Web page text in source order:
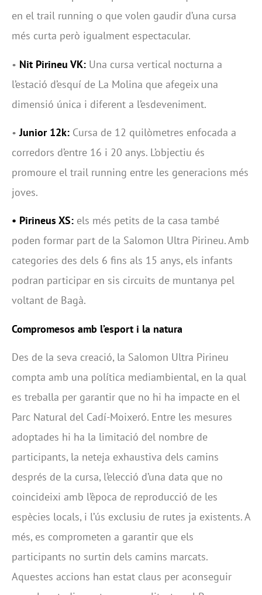
en el trail running o que volen gaudir d’una cursa
més curta però igualment espectacular.
• Nit Pirineu VK: Una cursa vertical nocturna a
l’estació d’esquí de La Molina que afegeix una
dimensió única i diferent a l’esdeveniment.
•Junior 12k: Cursa de 12 quilòmetres enfocada a
corredors d’entre 16 i 20 anys. L’objectiu és
promoure el trail running entre les generacions més
joves.
• Pirineus XS: els més petits de la casa també
poden formar part de la Salomon Ultra Pirineu. Amb
categories des dels 6 fins als 15 anys, els infants
podran participar en sis circuits de muntanya pel
voltant de Bagà.
Compromesos amb l’esport i la natura
Des de la seva creació, la Salomon Ultra Pirineu
compta amb una política mediambiental, en la qual
es treballa per garantir que no hi ha impacte en el
Parc Natural del Cadí-Moixeró. Entre les mesures
adoptades hi ha la limitació del nombre de
participants, la neteja exhaustiva dels camins
després de la cursa, l’elecció d’una data que no
coincideixi amb l’època de reproducció de les
espècies locals, i l’ús exclusiu de rutes ja existents. A
més, es comprometen a garantir que els
participants no surtin dels camins marcats.
Aquestes accions han estat claus per aconseguir